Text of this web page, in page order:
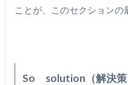
ことが、このセクションの
So solution（解決策